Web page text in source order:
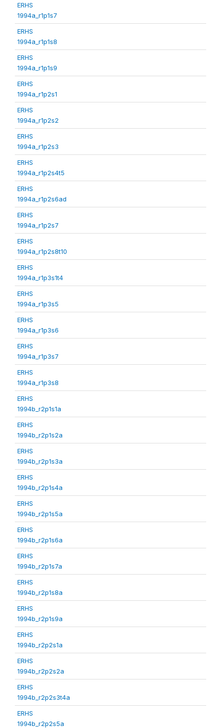
ERHS
1994a_r1p1s7
ERHS
1994a_r1p1s8
ERHS
1994a_r1p1s9
ERHS
1994a_r1p2s1
ERHS
1994a_r1p2s2
ERHS
1994a_r1p2s3
ERHS
1994a_r1p2s4t5
ERHS
1994a_r1p2s6ad
ERHS
1994a_r1p2s7
ERHS
1994a_r1p2s8t10
ERHS
1994a_r1p3s1t4
ERHS
1994a_r1p3s5
ERHS
1994a_r1p3s6
ERHS
1994a_r1p3s7
ERHS
1994a_r1p3s8
ERHS
1994b_r2p1s1a
ERHS
1994b_r2p1s2a
ERHS
1994b_r2p1s3a
ERHS
1994b_r2p1s4a
ERHS
1994b_r2p1s5a
ERHS
1994b_r2p1s6a
ERHS
1994b_r2p1s7a
ERHS
1994b_r2p1s8a
ERHS
1994b_r2p1s9a
ERHS
1994b_r2p2s1a
ERHS
1994b_r2p2s2a
ERHS
1994b_r2p2s3t4a
ERHS
1994b_r2p2s5a